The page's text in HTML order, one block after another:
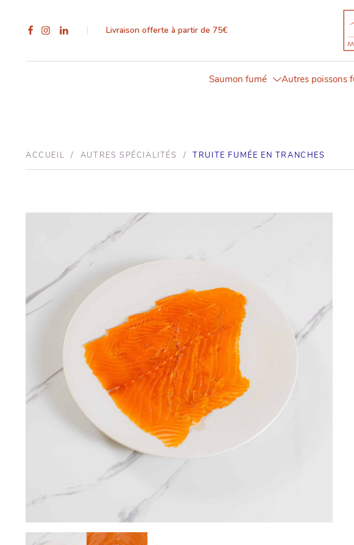
Livraison offerte à partir de 75€
Saumon fumé Autres poissons
ACCUEIL / AUTRES SPÉCIALITÉS / TRUITE FUMÉE EN TRANCHES